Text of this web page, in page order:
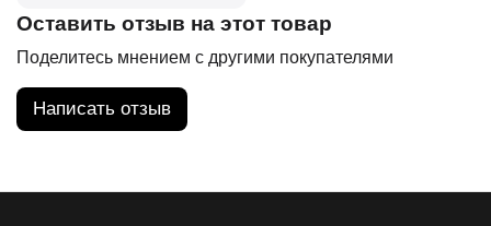
Оставить отзыв на этот товар
Поделитесь мнением с другими покупателями
Написать отзыв